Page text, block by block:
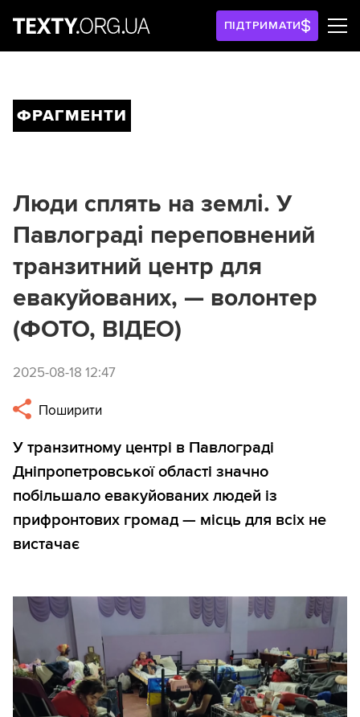
ПІДТРИМАТИ
ФРАГМЕНТИ
Люди сплять на землі. У
Павлограді переповнений
транзитний центр для
евакуйованих, — волонтер
(ФОТО, ВІДЕО)
2025-08-18 12:47
Поширити
У транзитному центрі в Павлограді
Дніпропетровської області значно
побільшало евакуйованих людей із
прифронтових громад — місць для всіх не
вистачає